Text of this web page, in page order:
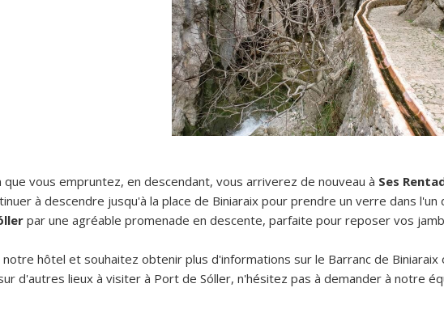
que vous empruntez, en descendant, vous arriverez de nouveau à Ses
à descendre jusqu'à la place de Biniaraix pour prendre un verre dans
par une agréable promenade en descente, parfaite pour reposer vos
notre hôtel et souhaitez obtenir plus d'informations sur le Barranc de
d'autres lieux à visiter à Port de Sóller, n'hésitez pas à demander à notre